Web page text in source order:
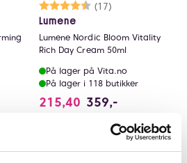
for 299 NOK, du sparer 74.75
Karakter:
(17)
4.5 av 5 mulige
Lumene
Lumene Nordic Bloom Vitality
Rich Day Cream 50ml
På lager på Vita.no
På lager i 118 butikker
215,40 359,-
Kjøp